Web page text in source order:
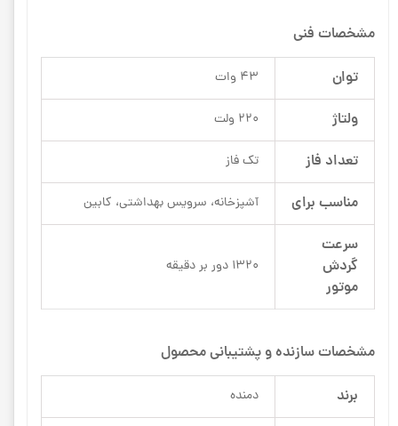
مشخصات فنی
توان 43 وات
ولتاژ 220 ولت
تعداد فاز تک فاز
مناسب برای آشپزخانه، سرویس بهداشتی، کابین
سرعت
گردش
موتور
1320 دور بر دقیقه
مشخصات سازنده و پشتیبانی محصول
برند دمنده